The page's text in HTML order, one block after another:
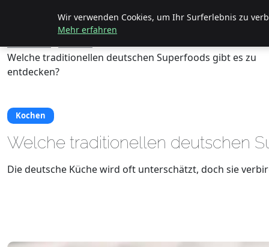
Geheimesleben
Welche traditionellen deutschen Superfoods gibt es zu
entdecken?
Kochen
Welche traditionellen deutschen
Die deutsche Küche wird oft unterschätzt, doch sie
Wir verwenden Cookies, um Ihr Surferlebnis zu
Mehr erfahren